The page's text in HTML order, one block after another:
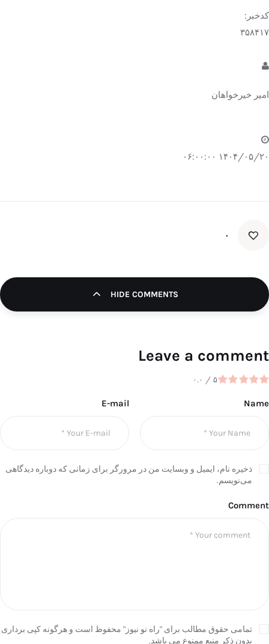
کدخبر:
۳۵۸۴۱۷
امیر خیرخواهان
۱۴۰۴/۰۵/۲۰ ۰۶:۰۰:۰۰
۰
HIDE COMMENTS
Leave a comment
۰.۰ / ۵
Name
E-mail
ذخیره نام، ایمیل و وبسایت من در مرورگر برای زمانی که دوباره دیدگاهی
می‌نویسم.
Comment
تمامی حقوق مطالب برای "راه نو نیوز" محفوظ است و هرگونه کپی برداری
بدون ذکر منبع ممنوع می باشد.